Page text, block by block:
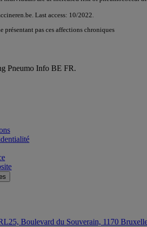
Last access: 10/2022.
présentant pas ces affections chroniques
Pneumo Info BE FR.
Boulevard du Souverain, 1170